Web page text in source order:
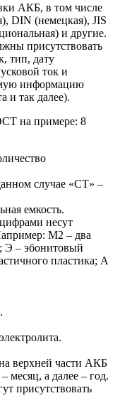
АКБ, в том числе
DIN (немецкая), JIS
и другие.
присутствовать
тип, дату
ток и
информацию
и так далее).
на примере: 8
случае «СТ» –
емкость.
несут
М2 – два
Э – эбонитовый
пластика; А
верхней части АКБ
месяц, а далее – год.
присутствовать